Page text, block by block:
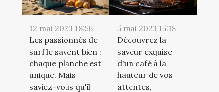
12 mai 2023 18:56
Les passionnés de
surf le savent bien :
chaque planche est
unique. Mais
saviez-vous qu'il
5 mai 2023 15:18
Découvrez la
saveur exquise
d'un café à la
hauteur de vos
attentes,